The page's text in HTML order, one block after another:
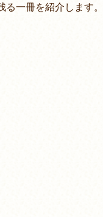
一冊を紹介します。